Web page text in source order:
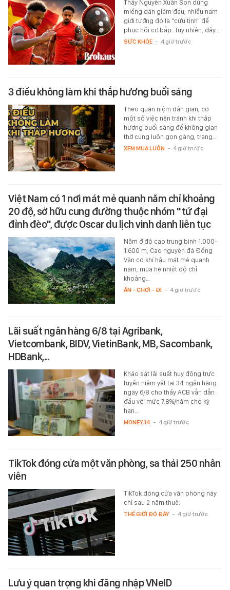
Thấy Nguyễn Xuân Son dùng
miếng dán giảm đau, nhiều nam
giới tưởng đó là "cứu tinh" để
phục hồi cơ bắp. Tuy nhiên, đây…
SỨC KHỎE - 4 giờ trước
3 điều không làm khi thắp hương buổi sáng
Theo quan niệm dân gian, có
một số việc nên tránh khi thắp
hương buổi sáng để không gian
thờ cúng luôn gọn gàng, trang…
XEM MUA LUÔN - 4 giờ trước
Việt Nam có 1 nơi mát mẻ quanh năm chỉ khoảng
20 độ, sở hữu cung đường thuộc nhóm "tứ đại
đỉnh đèo", được Oscar du lịch vinh danh liên tục
Nằm ở độ cao trung bình 1.000-
1.600 m, Cao nguyên đá Đồng
Văn có khí hậu mát mẻ quanh
năm, mùa hè nhiệt độ chỉ
khoảng…
ĂN - CHƠI - ĐI - 4 giờ trước
Lãi suất ngân hàng 6/8 tại Agribank,
Vietcombank, BIDV, VietinBank, MB, Sacombank,
HDBank,...
Khảo sát lãi suất huy động trực
tuyến niêm yết tại 34 ngân hàng
ngày 6/8 cho thấy ACB vẫn dẫn
đầu với mức 7,8%/năm cho kỳ
hạn…
MONEY.14 - 4 giờ trước
TikTok đóng cửa một văn phòng, sa thải 250 nhân
viên
TikTok đóng cửa văn phòng này
chỉ sau 2 năm thuê.
THẾ GIỚI ĐÓ ĐÂY - 4 giờ trước
Lưu ý quan trọng khi đăng nhập VNeID